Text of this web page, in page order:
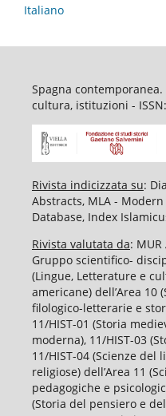
Italiano
Spagna
cultura, istituzioni -
Rivista indicizzata su:
Abstracts, MLA -
Database, Index
Rivista valutata da:
Gruppo scientifico-
(Lingue, Letterature e
americane) dell’Area 10
filologico-letterarie e
11/HIST-01 (Storia
moderna), 11/HIST-03
11/HIST-04 (Scienze
religiose) dell’Area 11
pedagogiche e
(Storia del pensiero e